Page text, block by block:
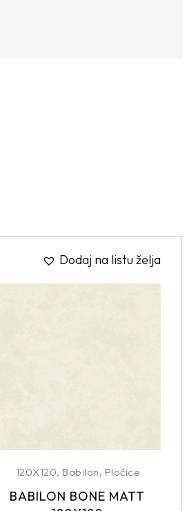
Dodaj na listu želja
120X120, Babilon, Pločice
BABILON BONE MATT